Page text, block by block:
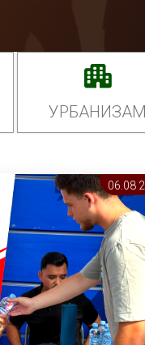
УРБАНИЗАМ
06.08